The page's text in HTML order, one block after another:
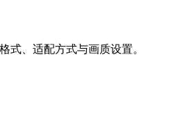
式、适配方式与画质设置。